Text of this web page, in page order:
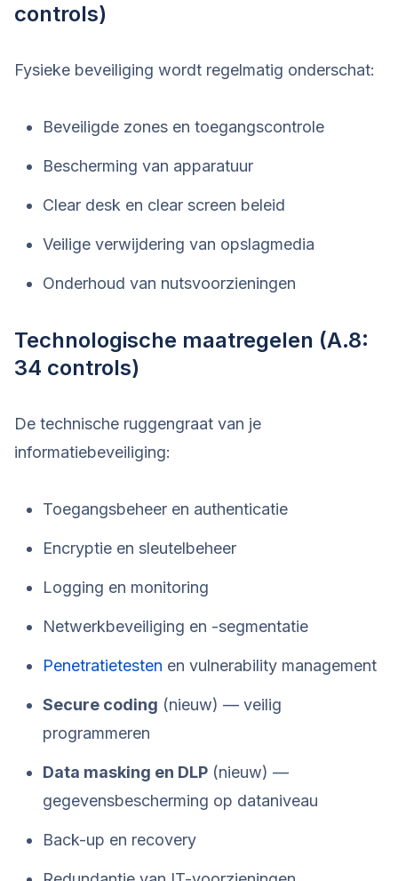
controls)
Fysieke beveiliging wordt regelmatig onderschat:
Beveiligde zones en toegangscontrole
Bescherming van apparatuur
Clear desk en clear screen beleid
Veilige verwijdering van opslagmedia
Onderhoud van nutsvoorzieningen
Technologische maatregelen (A.8:
34 controls)
De technische ruggengraat van je
informatiebeveiliging:
Toegangsbeheer en authenticatie
Encryptie en sleutelbeheer
Logging en monitoring
Netwerkbeveiliging en -segmentatie
Penetratietesten en vulnerability management
Secure coding (nieuw) — veilig
programmeren
Data masking en DLP (nieuw) —
gegevensbescherming op dataniveau
Back-up en recovery